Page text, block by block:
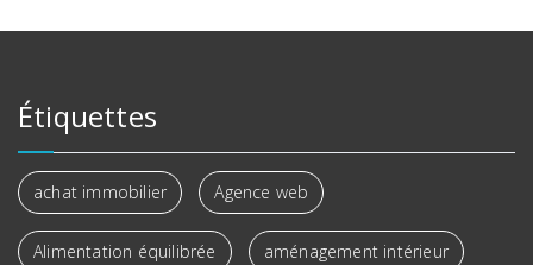
Étiquettes
achat immobilier Agence web
Alimentation équilibrée aménagement intérieur